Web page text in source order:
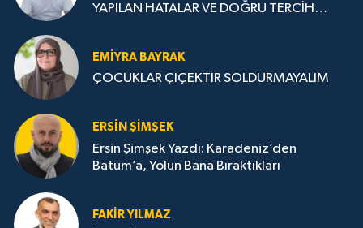
YAPILAN HATALAR VE DOĞRU TERCİH
EMIYRA BAYRAK
ÇOCUKLAR ÇİÇEKTİR SOLDURMAYALIM
ERSIN ŞIMŞEK
Ersin Şimşek Yazdı: Karadeniz’den
Batum’a, Yolun Bana Bıraktıkları
FAKIR YILMAZ